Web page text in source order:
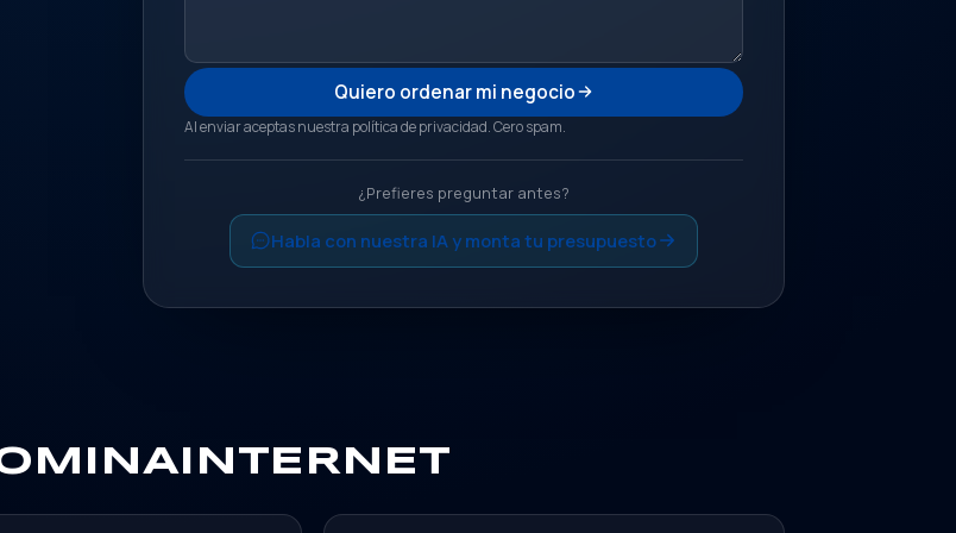
Quiero ordenar mi negocio
Al enviar aceptas nuestra política de privacidad. Cero spam.
¿Prefieres preguntar antes?
Habla con nuestra IA y monta tu presupuesto